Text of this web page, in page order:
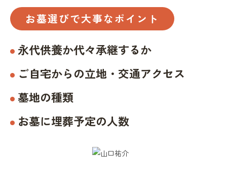
お墓選びで大事なポイント
永代供養か代々承継するか
ご自宅からの立地・交通アクセス
墓地の種類
お墓に埋葬予定の人数